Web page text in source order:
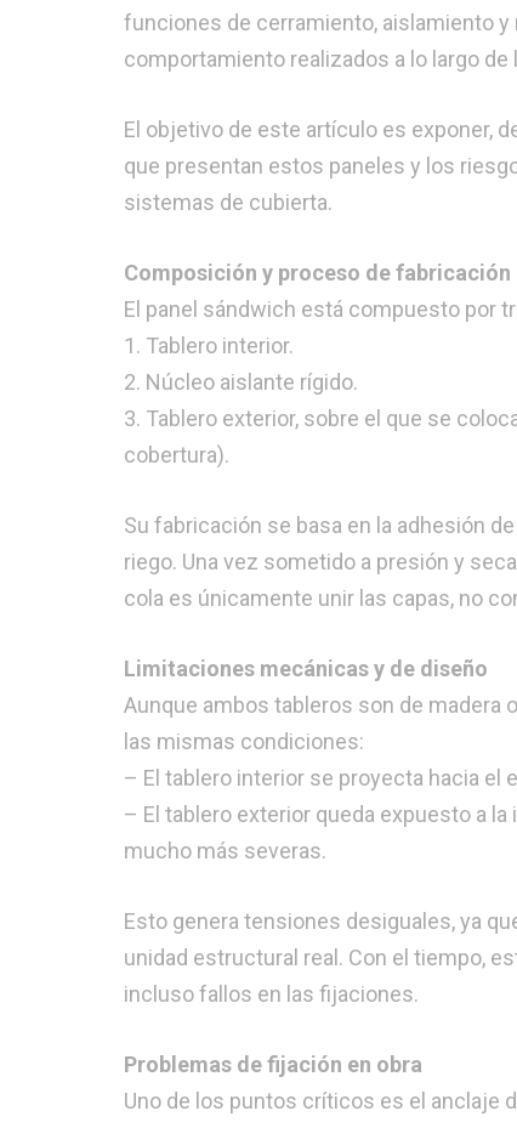
funciones de cerramiento, aislamiento y
comportamiento realizados a lo largo
El objetivo de este artículo es exponer,
que presentan estos paneles y los
sistemas de cubierta.
Composición y proceso de fabricación
El panel sándwich está compuesto por
1. Tablero interior.
2. Núcleo aislante rígido.
3. Tablero exterior, sobre el que se
cobertura).
Su fabricación se basa en la adhesión
riego. Una vez sometido a presión y
cola es únicamente unir las capas, no
Limitaciones mecánicas y de diseño
Aunque ambos tableros son de madera
las mismas condiciones:
– El tablero interior se proyecta hacia el
– El tablero exterior queda expuesto a
mucho más severas.
Esto genera tensiones desiguales, ya
unidad estructural real. Con el tiempo,
incluso fallos en las fijaciones.
Problemas de fijación en obra
Uno de los puntos críticos es el anclaje